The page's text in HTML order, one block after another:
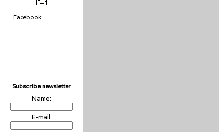
Facebook:
Subscribe newsletter
Name:
E-mail: